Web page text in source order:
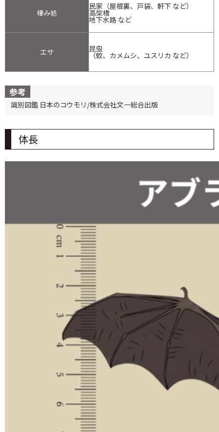
棲み処
民家（屋根裏、戸袋、軒下 など）
高架橋
地下水路 など
エサ 昆虫
（蚊、カメムシ、ユスリカ など）
参考
識別図鑑 日本のコウモリ/株式会社文一総合出版
体長